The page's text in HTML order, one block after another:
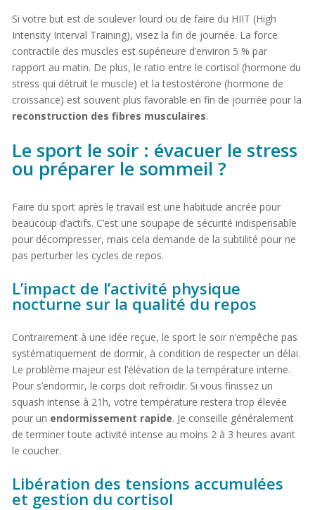
Si votre but est de soulever lourd ou de faire du HIIT (High
Intensity Interval Training), visez la fin de journée. La force
contractile des muscles est supérieure d’environ 5 % par
rapport au matin. De plus, le ratio entre le cortisol (hormone du
stress qui détruit le muscle) et la testostérone (hormone de
croissance) est souvent plus favorable en fin de journée pour la
reconstruction des fibres musculaires.
Le sport le soir : évacuer le stress
ou préparer le sommeil ?
Faire du sport après le travail est une habitude ancrée pour
beaucoup d’actifs. C’est une soupape de sécurité indispensable
pour décompresser, mais cela demande de la subtilité pour ne
pas perturber les cycles de repos.
L’impact de l’activité physique
nocturne sur la qualité du repos
Contrairement à une idée reçue, le sport le soir n’empêche pas
systématiquement de dormir, à condition de respecter un délai.
Le problème majeur est l’élévation de la température interne.
Pour s’endormir, le corps doit refroidir. Si vous finissez un
squash intense à 21h, votre température restera trop élevée
pour un endormissement rapide. Je conseille généralement
de terminer toute activité intense au moins 2 à 3 heures avant
le coucher.
Libération des tensions accumulées
et gestion du cortisol